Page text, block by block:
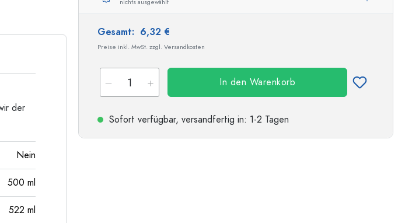
nichts ausgewählt
Gesamt: 6,32 €
Preise inkl. MwSt. zzgl. Versandkosten
In den Warenkorb
Sofort verfügbar, versandfertig in: 1-2 Tagen
der
Nein
500 ml
522 ml